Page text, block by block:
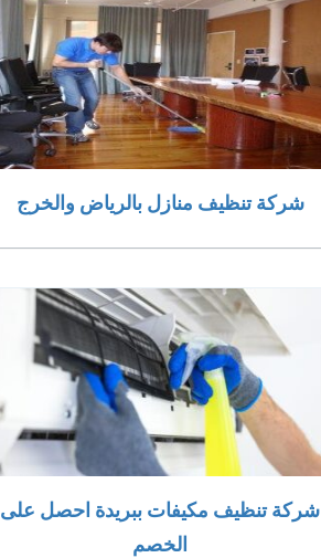
شركة تنظيف منازل بالرياض والخرج
شركة تنظيف مكيفات ببريدة احصل على
الخصم